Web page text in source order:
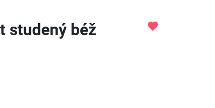
studený béž favorite